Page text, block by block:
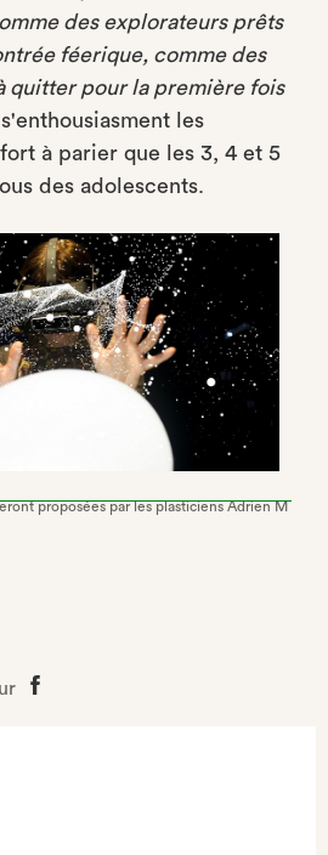
des explorateurs prêts
féerique, comme des
quitter pour la première fois
les
à parier que les 3, 4 et 5
des adolescents.
proposées par les plasticiens Adrien M
Partager